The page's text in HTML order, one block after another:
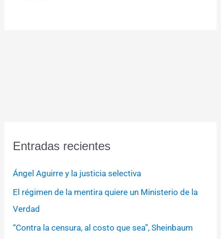
Entradas recientes
Ángel Aguirre y la justicia selectiva
El régimen de la mentira quiere un Ministerio de la
Verdad
“Contra la censura, al costo que sea”, Sheinbaum